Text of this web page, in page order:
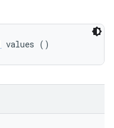
values ()